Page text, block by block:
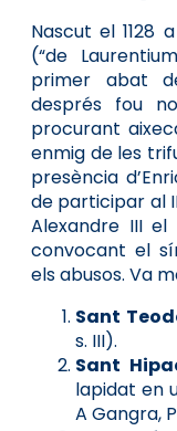
Nascut el 1128
(“de
primer abat
després fou
procurant
enmig de les
presència
de participar al
Alexandre III
convocant el
els abusos. Va
Sant
s. III).
Sant
lapidat en
A Gangra,